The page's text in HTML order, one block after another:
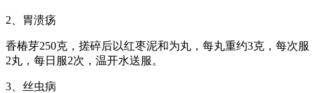
2、胃溃疡
香椿芽250克，搓碎后以红枣泥和为丸，每丸重约3克，每次服
2丸，每日服2次，温开水送服。
3、丝虫病